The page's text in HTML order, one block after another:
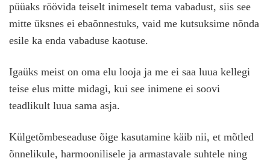
püüaks röövida teiselt inimeselt tema vabadust, siis see
mitte üksnes ei ebaõnnestuks, vaid me kutsuksime nõnda
esile ka enda vabaduse kaotuse.
Igaüks meist on oma elu looja ja me ei saa luua kellegi
teise elus mitte midagi, kui see inimene ei soovi
teadlikult luua sama asja.
Külgetõmbeseaduse õige kasutamine käib nii, et mõtled
õnnelikule, harmoonilisele ja armastavale suhtele ning